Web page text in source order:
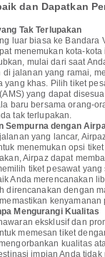
dan Dapatkan
Tak Terlupakan
luar biasa ke Bandara
menemukan kota-
mulai dari saat
jalanan yang ramai,
yang khas. Pilih tiket
yang dapat
baru bersama orang-
tak terlupakan.
Sempurna dengan
yang lancar,
menemukan opsi
Airpaz dapat
tiket pesawat yang
Anda merencanakan
direncanakan dengan
kenyamanan
Mengurangi Kualitas
eksklusif dan
memesan tiket
kualitas
impian Anda